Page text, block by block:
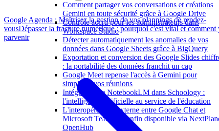
Comment partager vos conversations et créations
Gemini en toute sécurité grâce à Google Drive
Contrôle accru pour les administrateurs dans
Workspace Studio
Détecter automatiquement les anomalies de vos
données dans Google Sheets grâce à BigQuery
Exportation et conversion des Google Slides
: la portabilité des données franchit un cap
Google Meet repense l'accès à Gemini pour
simplifier vos réunions
Intégration de NotebookLM dans Schoology :
l'intelligence artificielle au service de l'éducation
L'interopérabilité externe entre Google Chat et
Microsoft Teams est enfin disponible via
OpenHub
Google Agenda : Maîtrisez la gestion de vos plannings de rendez-
vousDépasser la fracture numérique : pourquoi c'est vital et comment
parvenir